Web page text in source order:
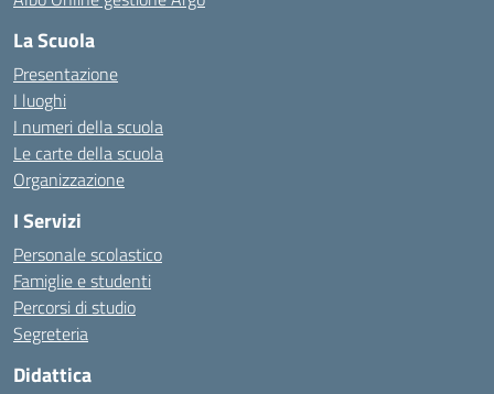
La Scuola
Presentazione
I luoghi
I numeri della scuola
Le carte della scuola
Organizzazione
I Servizi
Personale scolastico
Famiglie e studenti
Percorsi di studio
Segreteria
Didattica